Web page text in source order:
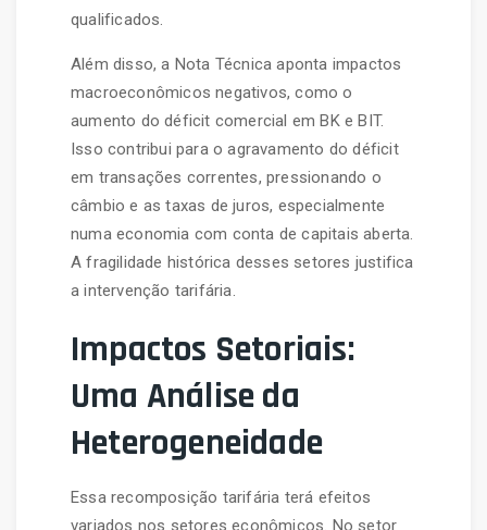
qualificados.
Além disso, a Nota Técnica aponta impactos
macroeconômicos negativos, como o
aumento do déficit comercial em BK e BIT.
Isso contribui para o agravamento do déficit
em transações correntes, pressionando o
câmbio e as taxas de juros, especialmente
numa economia com conta de capitais aberta.
A fragilidade histórica desses setores justifica
a intervenção tarifária.
Impactos Setoriais:
Uma Análise da
Heterogeneidade
Essa recomposição tarifária terá efeitos
variados nos setores econômicos. No setor